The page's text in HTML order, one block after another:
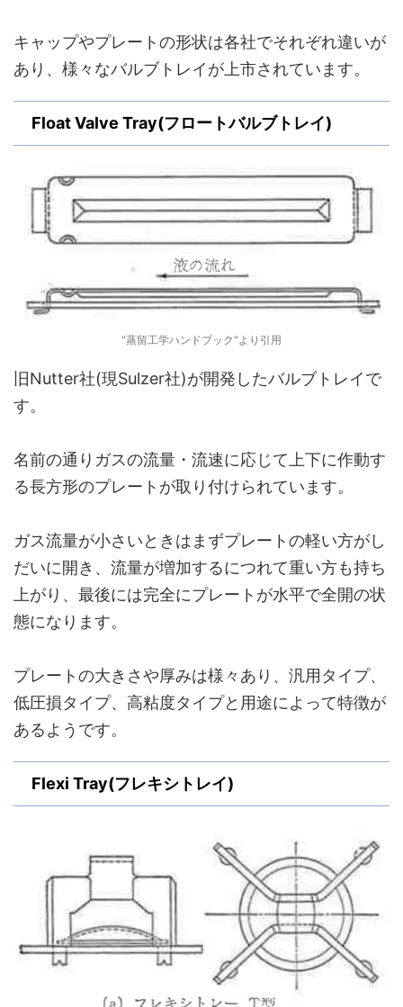
キャップやプレートの形状は各社でそれぞれ違いが
あり、様々なバルブトレイが上市されています。
Float Valve Tray(フロートバルブトレイ)
"蒸留工学ハンドブック"より引用
旧Nutter社(現Sulzer社)が開発したバルブトレイで
す。
名前の通りガスの流量・流速に応じて上下に作動す
る長方形のプレートが取り付けられています。
ガス流量が小さいときはまずプレートの軽い方がし
だいに開き、流量が増加するにつれて重い方も持ち
上がり、最後には完全にプレートが水平で全開の状
態になります。
プレートの大きさや厚みは様々あり、汎用タイプ、
低圧損タイプ、高粘度タイプと用途によって特徴が
あるようです。
Flexi Tray(フレキシトレイ)